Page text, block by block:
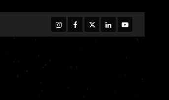
InstagramFacebook
TwitterLinkedinYoutube